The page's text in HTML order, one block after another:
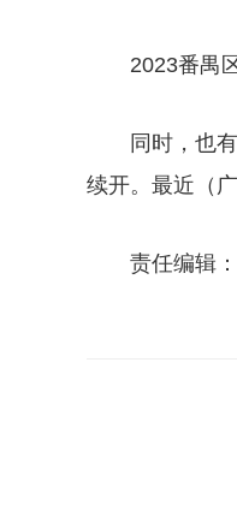
2023番禺
同时，也
续开。最近（
责任编辑